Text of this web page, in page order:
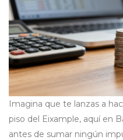
Imagina que te lanzas a
piso del Eixample, aquí en
antes de sumar ningún